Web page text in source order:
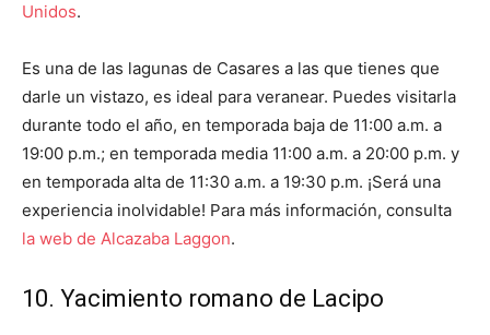
Unidos.
Es una de las lagunas de Casares a las que tienes que
darle un vistazo, es ideal para veranear. Puedes visitarla
durante todo el año, en temporada baja de 11:00 a.m. a
19:00 p.m.; en temporada media 11:00 a.m. a 20:00 p.m. y
en temporada alta de 11:30 a.m. a 19:30 p.m. ¡Será una
experiencia inolvidable! Para más información, consulta
la web de Alcazaba Laggon.
10. Yacimiento romano de Lacipo